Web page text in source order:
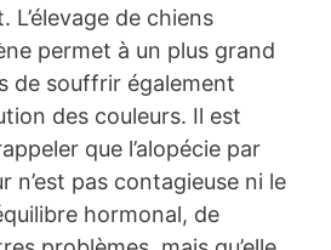
L’élevage de chiens
permet à un plus grand
de souffrir également
des couleurs. Il est
que l’alopécie par
n’est pas contagieuse ni le
hormonal, de